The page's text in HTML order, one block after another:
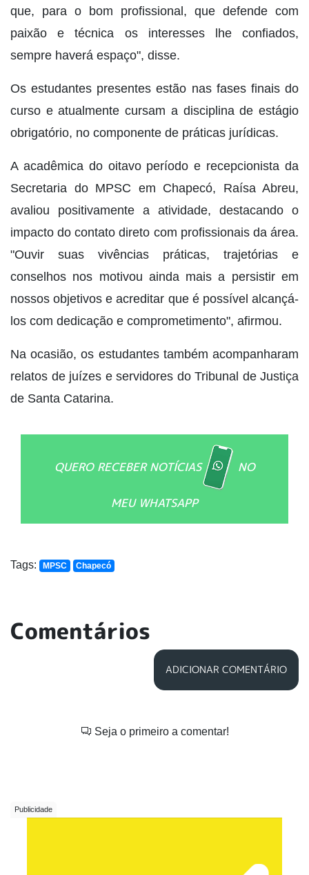
que, para o bom profissional, que defende com
paixão e técnica os interesses lhe confiados,
sempre haverá espaço", disse.
Os estudantes presentes estão nas fases finais do
curso e atualmente cursam a disciplina de estágio
obrigatório, no componente de práticas jurídicas.
A acadêmica do oitavo período e recepcionista da
Secretaria do MPSC em Chapecó, Raísa Abreu,
avaliou positivamente a atividade, destacando o
impacto do contato direto com profissionais da área.
"Ouvir suas vivências práticas, trajetórias e
conselhos nos motivou ainda mais a persistir em
nossos objetivos e acreditar que é possível alcançá-
los com dedicação e comprometimento", afirmou.
Na ocasião, os estudantes também acompanharam
relatos de juízes e servidores do Tribunal de Justiça
de Santa Catarina.
QUERO RECEBER NOTÍCIAS NO
MEU WHATSAPP
Tags: MPSC Chapecó
Comentários
ADICIONAR COMENTÁRIO
Seja o primeiro a comentar!